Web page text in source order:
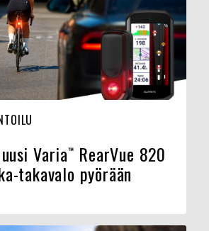
Varia™ RearVue 820
takavalo pyörään